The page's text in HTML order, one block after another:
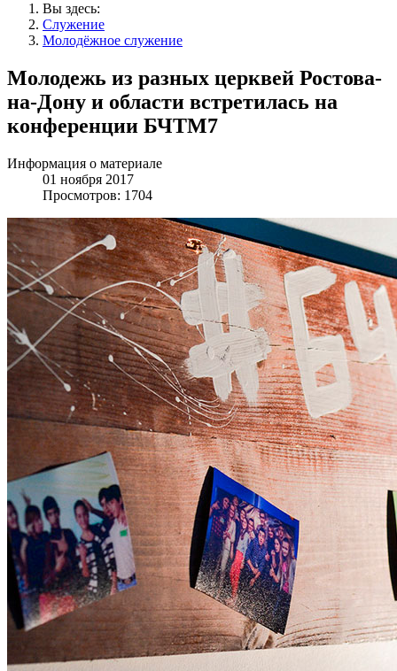
Вы здесь:
Служение
Молодёжное служение
Молодежь из разных церквей Ростова-
на-Дону и области встретилась на
конференции БЧТМ7
Информация о материале
01 ноября 2017
Просмотров: 1704